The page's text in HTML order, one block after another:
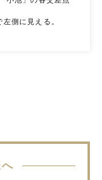
側に見える。